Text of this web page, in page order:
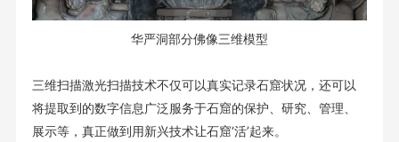
华严洞部分佛像三维模型
三维扫描激光扫描技术不仅可以真实记录石窟状况，还可以
将提取到的数字信息广泛服务于石窟的保护、研究、管理、
展示等，真正做到用新兴技术让石窟‘活’起来。